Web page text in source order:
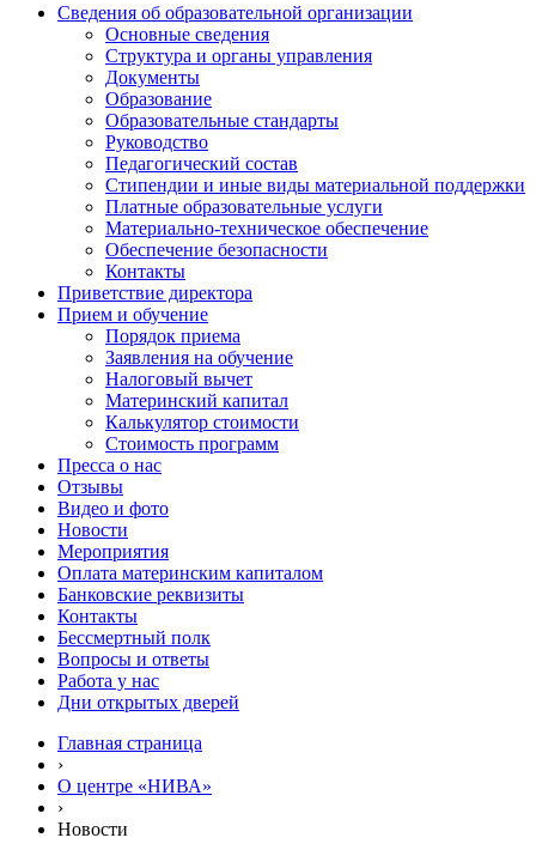
Сведения об образовательной организации
Основные сведения
Структура и органы управления
Документы
Образование
Образовательные стандарты
Руководство
Педагогический состав
Стипендии и иные виды материальной поддержки
Платные образовательные услуги
Материально-техническое обеспечение
Обеспечение безопасности
Контакты
Приветствие директора
Прием и обучение
Порядок приема
Заявления на обучение
Налоговый вычет
Материнский капитал
Калькулятор стоимости
Стоимость программ
Пресса о нас
Отзывы
Видео и фото
Новости
Мероприятия
Оплата материнским капиталом
Банковские реквизиты
Контакты
Бессмертный полк
Вопросы и ответы
Работа у нас
Дни открытых дверей
Главная страница
›
О центре «НИВА»
›
Новости